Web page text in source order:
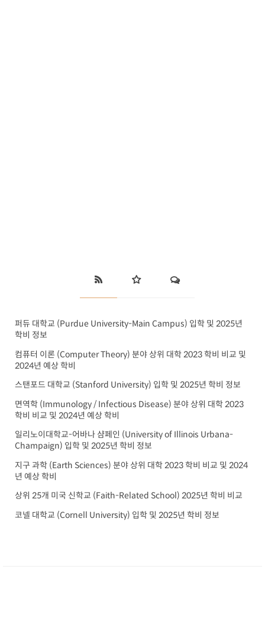
퍼듀 대학교 (Purdue University-Main Campus) 입학 및 2025년
학비 정보
컴퓨터 이론 (Computer Theory) 분야 상위 대학 2023 학비 비교 및
2024년 예상 학비
스탠포드 대학교 (Stanford University) 입학 및 2025년 학비 정보
면역학 (Immunology / Infectious Disease) 분야 상위 대학 2023
학비 비교 및 2024년 예상 학비
일리노이대학교-어바나 샴페인 (University of Illinois Urbana-
Champaign) 입학 및 2025년 학비 정보
지구 과학 (Earth Sciences) 분야 상위 대학 2023 학비 비교 및 2024
년 예상 학비
상위 25개 미국 신학교 (Faith-Related School) 2025년 학비 비교
코넬 대학교 (Cornell University) 입학 및 2025년 학비 정보